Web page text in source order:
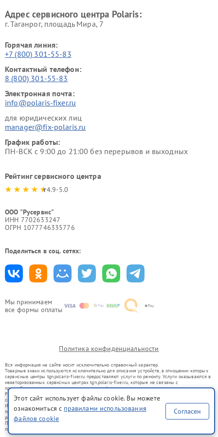
Мы принимаем
все формы оплаты
Адрес сервисного центра Polaris:
г. Таганрог, площадь Мира, 7
Горячая линия:
+7 (800) 301-55-83
Контактный телефон:
8 (800) 301-55-83
Электронная почта:
info@polaris-fixer.ru
для юридических лиц
manager@fix-polaris.ru
График работы:
ПН-ВСК с 9:00 до 21:00 без перерывов и выходных
Рейтинг сервисного центра
4.9-5.0
ООО "Русервис"
ИНН 7702633247
ОГРН 1077746335776
Поделиться в соц. сетях:
Политика конфиденциальности
Вся информация на сайте носит исключительно справочный характер.
Товарные знаки используются исключительно для описания устройств, в отношении которых
сервисные центры tgn.polaris-fixer.ru предоставляют услуги по ремонту. Услуги оказываются в
неавторизованных сервисных центрах tgn.polaris-fixer.ru, которые не связаны с
правообладателями товарных знаков или их официальными представителями.
Ремонт осуществляется для устройств, уже введенных в гражданский оборот в соответствии
со статьей 1487 ГК РФ.
Использование товарных знаков не преследует цели индивидуализации услуг или введения
потребителей в заблуждение, а служит для информирования о предоставляемых услугах по
ремонту техники указанных брендов.
Представленная на сайте информация не является публичной офертой, определяемой
положениями Статьи 437(2) Гражданского кодекса РФ
Этот сайт использует файлы cookie. Вы можете
ознакомиться с правилами использования
файлов cookie
Согласен